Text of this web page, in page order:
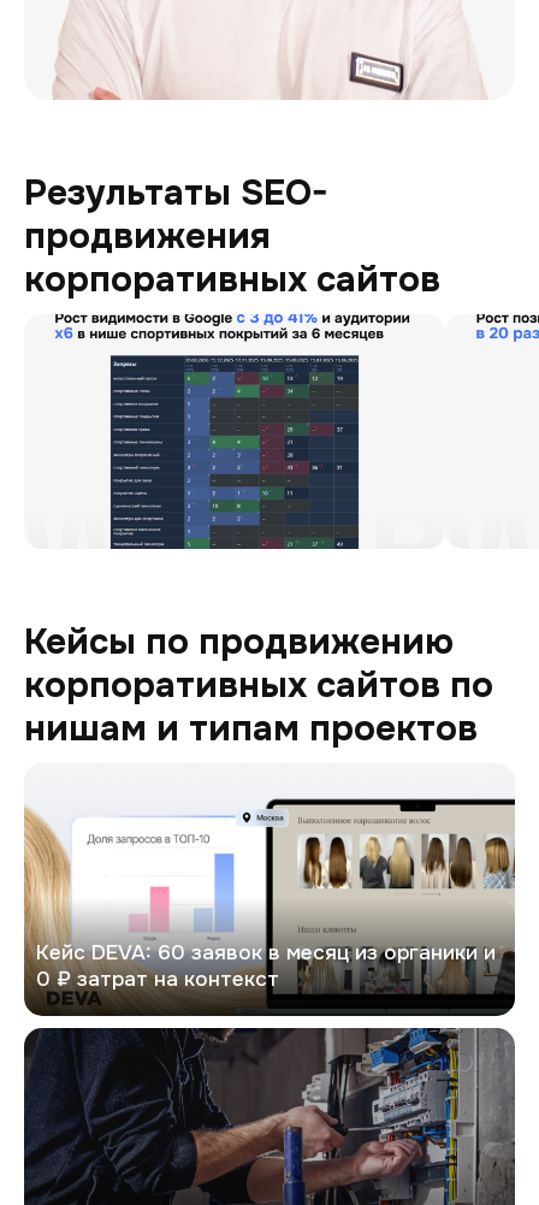
Результаты SEO-
продвижения
корпоративных сайтов
Кейсы по продвижению
корпоративных сайтов по
нишам и типам проектов
Кейс DEVA: 60 заявок в месяц из органики и
0 ₽ затрат на контекст
Евроток